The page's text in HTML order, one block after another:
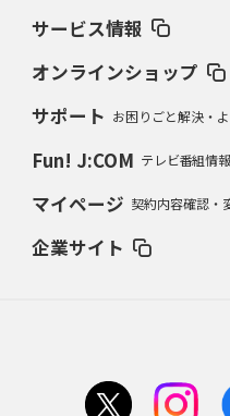
サービス情報
オンラインショップ
サポート お困りごと解決・
Fun! J:COM テレビ番組情
マイページ 契約内容確認・
企業サイト